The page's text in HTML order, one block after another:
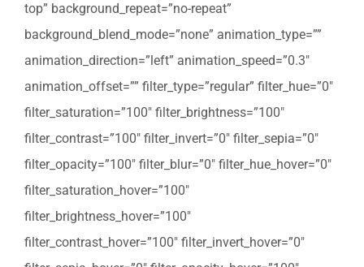
top” background_repeat=”no-repeat”
background_blend_mode=”none” animation_type=””
animation_direction=”left” animation_speed=”0.3″
animation_offset=”” filter_type=”regular” filter_hue=”0″
filter_saturation=”100″ filter_brightness=”100″
filter_contrast=”100″ filter_invert=”0″ filter_sepia=”0″
filter_opacity=”100″ filter_blur=”0″ filter_hue_hover=”0″
filter_saturation_hover=”100″
filter_brightness_hover=”100″
filter_contrast_hover=”100″ filter_invert_hover=”0″